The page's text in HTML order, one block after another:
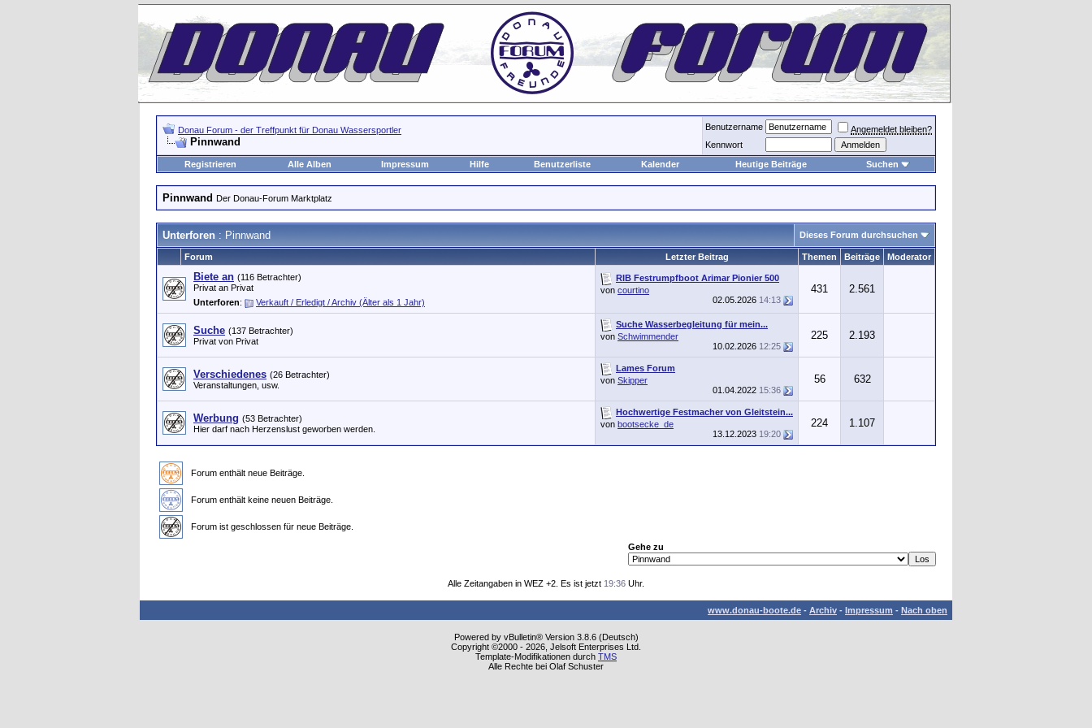
Donau Forum - der Treffpunkt für Donau Wassersportler
Pinnwand
Benutzername
Angemeldet bleiben?
Kennwort
Registrieren
Alle Alben Impressum Hilfe Benutzerliste Kalender Heutige Beiträge Suchen
Pinnwand Der Donau-Forum Marktplatz
Unterforen : Pinnwand Dieses Forum durchsuchen
Forum Letzter Beitrag Themen Beiträge Moderator
Biete an (116 Betrachter)
Privat an Privat
Unterforen: Verkauft / Erledigt / Archiv (Älter als 1 Jahr)
RIB Festrumpfboot Arimar Pionier 500
von courtino
02.05.2026 14:13
431 2.561
Suche (137 Betrachter)
Privat von Privat
Suche Wasserbegleitung für mein...
von Schwimmender
10.02.2026 12:25
225 2.193
Verschiedenes (26 Betrachter)
Veranstaltungen, usw.
Lames Forum
von Skipper
01.04.2022 15:36
56 632
Werbung (53 Betrachter)
Hier darf nach Herzenslust geworben werden.
Hochwertige Festmacher von Gleitstein...
von bootsecke_de
13.12.2023 19:20
224 1.107
Forum enthält neue Beiträge.
Forum enthält keine neuen Beiträge.
Forum ist geschlossen für neue Beiträge.
Gehe zu
Alle Zeitangaben in WEZ +2. Es ist jetzt 19:36 Uhr.
www.donau-boote.de - Archiv - Impressum - Nach oben
Powered by vBulletin® Version 3.8.6 (Deutsch)
Copyright ©2000 - 2026, Jelsoft Enterprises Ltd.
Template-Modifikationen durch TMS
Alle Rechte bei Olaf Schuster